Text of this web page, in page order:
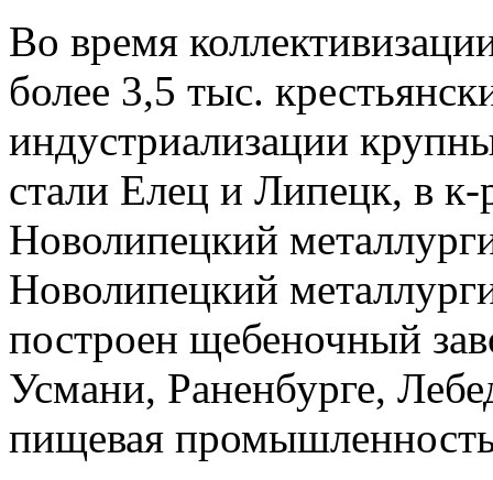
Во время
более 3,5 тыс.
индустриализации
стали Елец и Липецк, в к-
Новолипецкий
Новолипецкий
построен щебеночный
Усмани, Раненбурге,
пищевая